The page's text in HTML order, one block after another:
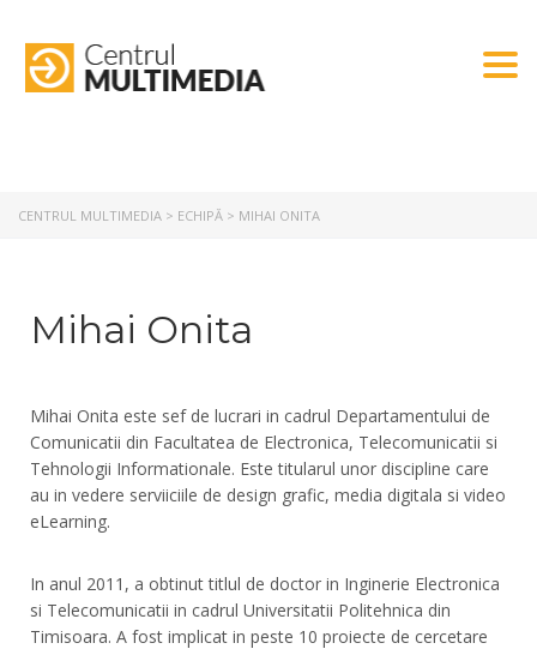
CENTRUL MULTIMEDIA > ECHIPĂ > MIHAI ONITA
Mihai Onita
Mihai Onita este sef de lucrari in cadrul Departamentului de
Comunicatii din Facultatea de Electronica, Telecomunicatii si
Tehnologii Informationale. Este titularul unor discipline care
au in vedere serviiciile de design grafic, media digitala si video
eLearning.
In anul 2011, a obtinut titlul de doctor in Inginerie Electronica
si Telecomunicatii in cadrul Universitatii Politehnica din
Timisoara. A fost implicat in peste 10 proiecte de cercetare